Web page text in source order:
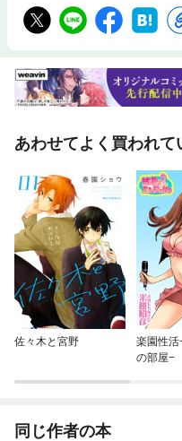
あわせてよく買われて
佐々木と宮野
楽園性
の部屋−
同じ作者の本